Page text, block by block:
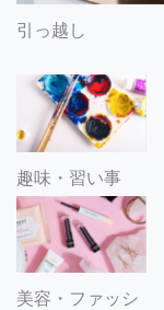
引っ越し
趣味・習い事
美容・ファッシ